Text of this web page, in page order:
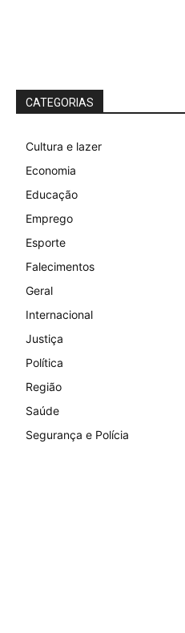
CATEGORIAS
Cultura e lazer
Economia
Educação
Emprego
Esporte
Falecimentos
Geral
Internacional
Justiça
Política
Região
Saúde
Segurança e Polícia